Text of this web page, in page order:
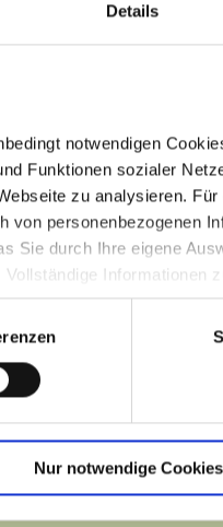
Details
notwendigen
Funktionen sozialer
zu analysieren.
von personenbezogenen
Sie durch Ihre eigene
Informationen
unserer
Sie die jeweiligen
Setzen und
Nur notwendige Cookies
und deren